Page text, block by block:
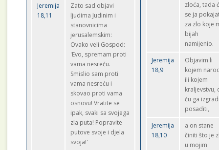
Jeremija
18,11
Zato sad objavi
ljudima Judinim i
stanovnicima
jerusalemskim:
Ovako veli Gospod:
'Evo, spremam proti
vama nesreću.
Smislio sam proti
vama nesreću i
skovao proti vama
osnovu! Vratite se
ipak, svaki sa svojega
zla puta! Popravite
putove svoje i djela
svoja!'
zloća, tada
se ja
za zlo koje
bijah
namijenio.
Jeremija
18,9
Objavim li
kojem
ili kojem
kraljevstvu,
ću ga
posaditi,
Jeremija
18,10
a on stane
činiti što je
u mojim